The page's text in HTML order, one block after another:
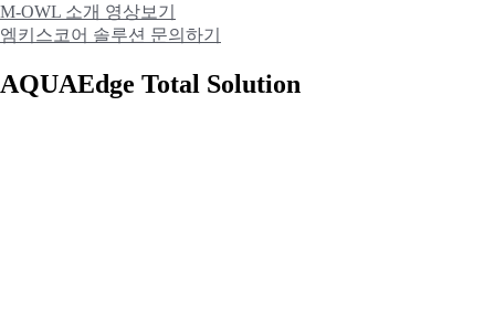
M-OWL 소개 영상보기
엠키스코어 솔루션 문의하기
AQUAEdge Total Solution